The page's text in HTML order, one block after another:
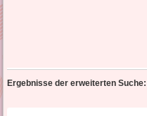
Ergebnisse der erweiterten Suche: